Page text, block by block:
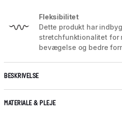
Fleksibilitet
Dette produkt har
stretchfunktionalitet for
bevægelse og bedre
BESKRIVELSE
MATERIALE & PLEJE